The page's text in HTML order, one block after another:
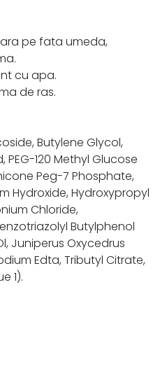
pe fata umeda,
cu apa.
de ras.
Butylene Glycol,
PEG-120 Methyl Glucose
Peg-7 Phosphate,
Hydroxide, Hydroxypropyl
Chloride,
Butylphenol
Juniperus Oxycedrus
Edta, Tributyl Citrate,
1).